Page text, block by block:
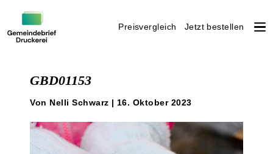
Preisvergleich Jetzt bestellen
GBD01153
Von Nelli Schwarz | 16. Oktober 2023